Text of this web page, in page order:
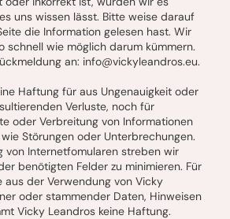
uns wissen lässt. Bitte weise darauf
die Information gelesen hast. Wir
schnell wie möglich darum kümmern.
an: info@vickyleandros.eu.
Haftung für aus Ungenauigkeit oder
Verluste, noch für
oder Verbreitung von Informationen
Störungen oder Unterbrechungen.
von Internetfomularen streben wir
benötigten Felder zu minimieren. Für
aus der Verwendung von Vicky
oder stammender Daten, Hinweisen
Vicky Leandros keine Haftung.